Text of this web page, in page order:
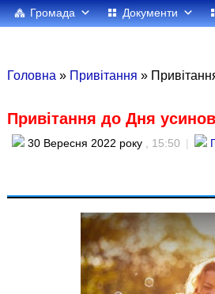
Громада Документи
Головна » Привітання »
Привітання до Дня
30 Вересня 2022 року , 15:50 |